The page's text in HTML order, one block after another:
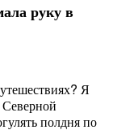
руку в
Я
полдня по